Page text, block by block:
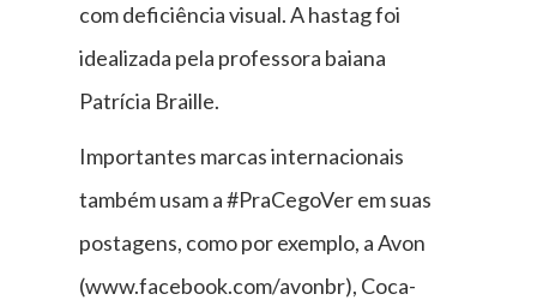
com deficiência visual. A hastag foi
idealizada pela professora baiana
Patrícia Braille.
Importantes marcas internacionais
também usam a #PraCegoVer em suas
postagens, como por exemplo, a Avon
(www.facebook.com/avonbr), Coca-